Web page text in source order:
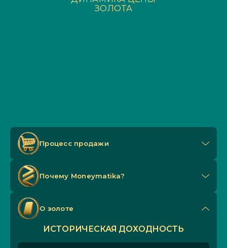
ЗОЛОТА
Процесс продажи
Почему Мoneymatika?
О золоте
ИСТОРИЧЕСКАЯ ДОХОДНОСТЬ